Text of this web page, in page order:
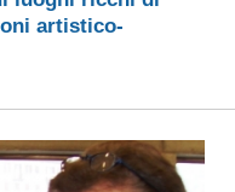
artistico-